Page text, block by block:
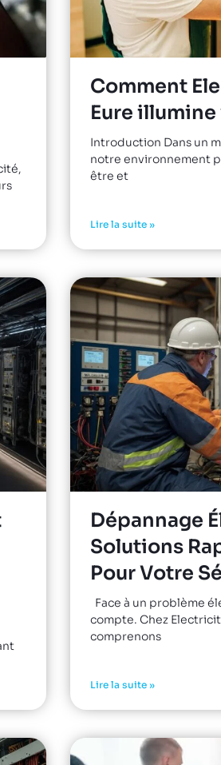
Comment
Eure
Introduction Dans un
notre environnement
être et
Lire la suite »
Dépannage
Solutions
Pour Votre
Face à un problème
compte. Chez
comprenons
Lire la suite »